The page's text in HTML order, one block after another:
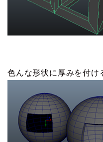
色んな形状に厚みを付け